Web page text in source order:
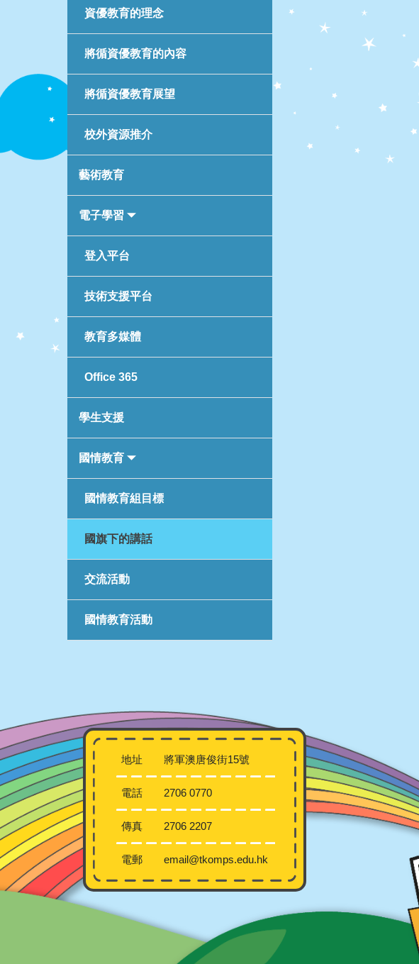
資優教育的理念
將循資優教育的內容
將循資優教育展望
校外資源推介
藝術教育
電子學習
登入平台
技術支援平台
教育多媒體
Office 365
學生支援
國情教育
國情教育組目標
國旗下的講話
交流活動
國情教育活動
地址 將軍澳唐俊街15號
電話 2706 0770
傳真 2706 2207
電郵 email@tkomps.edu.hk